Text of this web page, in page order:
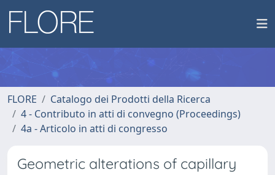
FLORE
Catalogo dei Prodotti della Ricerca
4 - Contributo in atti di convegno (Proceedings)
4a - Articolo in atti di congresso
Geometric alterations of capillary